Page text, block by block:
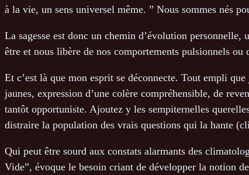
à la vie, un sens universel même. ” Nous sommes nés
La sagesse est donc un chemin d’évolution
être et nous libère de nos comportements pulsionnels
Et c’est là que mon esprit se déconnecte. Tout empli
jaunes, expression d’une colère compréhensible, de
tantôt opportuniste. Ajoutez y les sempiternelles
distraire la population des vrais questions qui la hante
Qui peut être sourd aux constats alarmants des
Vide”, évoque le besoin criant de développer la notion